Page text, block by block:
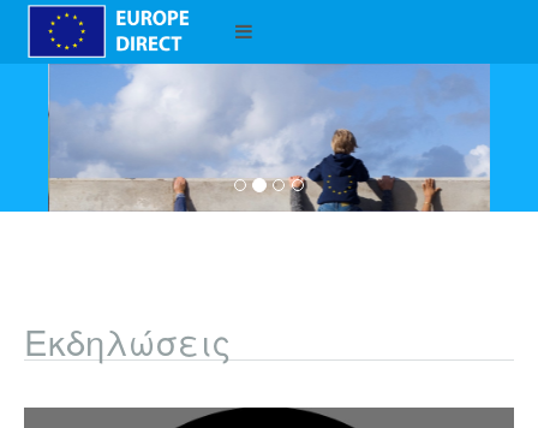
Εκδηλώσεις